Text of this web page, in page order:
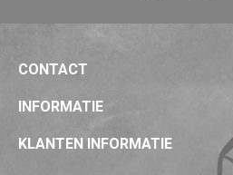
CONTACT
INFORMATIE
KLANTEN INFORMATIE